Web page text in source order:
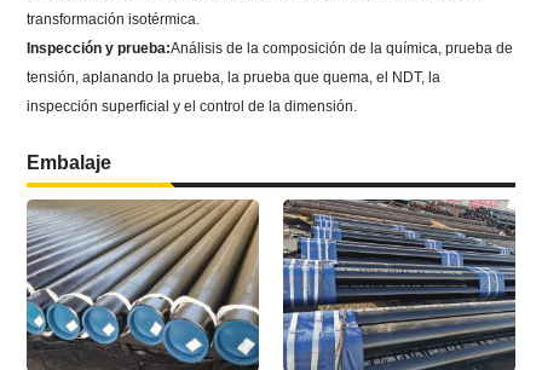
transformación isotérmica.
Inspección y prueba:Análisis de la composición de la química, prueba de
tensión, aplanando la prueba, la prueba que quema, el NDT, la
inspección superficial y el control de la dimensión.
Embalaje